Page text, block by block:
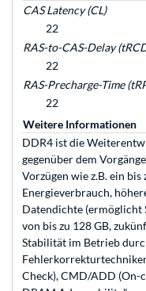
CAS Latency (CL)
22
RAS-to-CAS-Delay
22
RAS-Precharge-Time
22
Weitere Informationen
DDR4 ist die
gegenüber dem
Vorzügen wie z.B. ein
Energieverbrauch,
Datendichte (ermöglicht
von bis zu 128 GB,
Stabilität im Betrieb
Check), CMD/ADD